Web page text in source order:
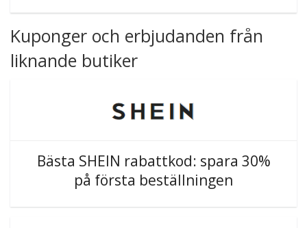
Kuponger och erbjudanden från
liknande butiker
Bästa SHEIN rabattkod: spara 30%
på första beställningen